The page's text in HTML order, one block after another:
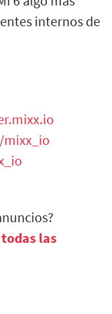
internos de
todas las